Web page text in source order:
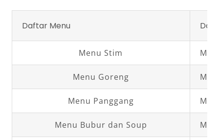
Daftar Menu
Menu Stim
Menu Goreng
Menu Panggang
Menu Bubur dan Soup